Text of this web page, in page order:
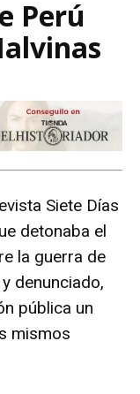
Perú
Siete Días
detonaba el
la guerra de
denunciado,
pública un
mismos